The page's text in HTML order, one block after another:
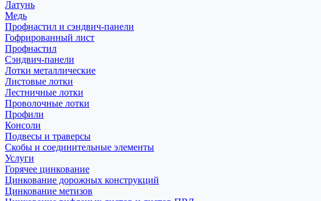
Латунь
Медь
Профнастил и сэндвич-панели
Гофрированный лист
Профнастил
Сэндвич-панели
Лотки металлические
Листовые лотки
Лестничные лотки
Проволочные лотки
Профили
Консоли
Подвесы и траверсы
Скобы и соединительные элементы
Услуги
Горячее цинкование
Цинкование дорожных конструкций
Цинкование метизов